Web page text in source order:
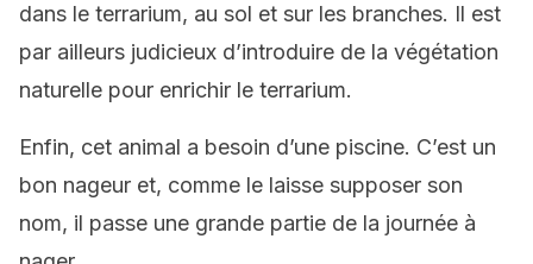
dans le terrarium, au sol et sur les branches. Il est
par ailleurs judicieux d’introduire de la végétation
naturelle pour enrichir le terrarium.
Enfin, cet animal a besoin d’une piscine. C’est un
bon nageur et, comme le laisse supposer son
nom, il passe une grande partie de la journée à